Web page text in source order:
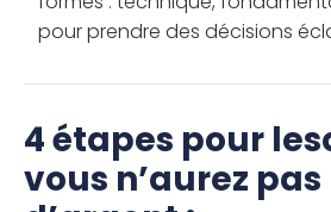
pour prendre des décisions
4 étapes pour
vous n’aurez